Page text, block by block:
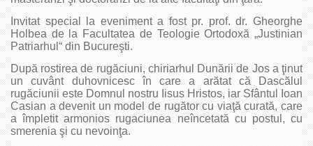
Invitat special la eveniment a fost pr. prof. dr. Gheorghe
Holbea de la Facultatea de Teologie Ortodoxă „Justinian
Patriarhul“ din Bucureşti.
După rostirea de rugăciuni, chiriarhul Dunării de Jos a ţinut
un cuvânt duhovnicesc în care a arătat că Dascălul
rugăciunii este Domnul nostru Iisus Hristos, iar Sfântul Ioan
Casian a devenit un model de rugător cu viaţă curată, care
a împletit armonios rugaciunea neîncetată cu postul, cu
smerenia şi cu nevoinţa.